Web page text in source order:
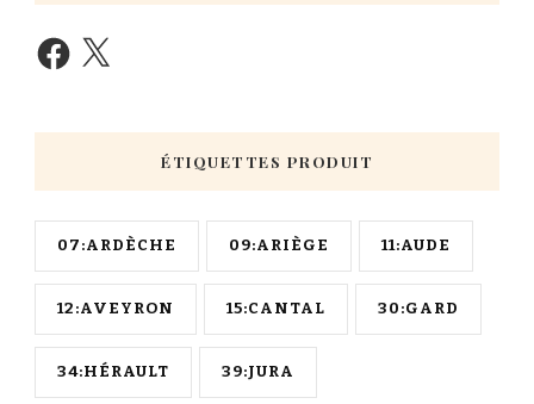
ÉTIQUETTES PRODUIT
07:ARDÈCHE 09:ARIÈGE 11:AUDE
12:AVEYRON 15:CANTAL 30:GARD
34:HÉRAULT 39:JURA